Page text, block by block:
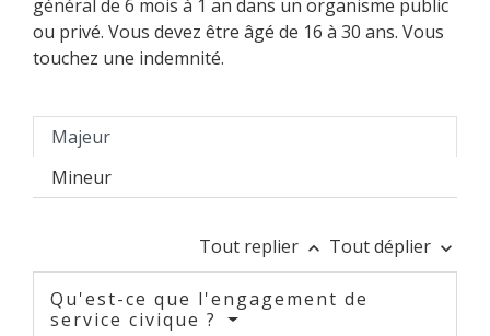
général de 6 mois à 1 an dans un organisme public
ou privé. Vous devez être âgé de 16 à 30 ans. Vous
touchez une indemnité.
Majeur
Mineur
Tout replier keyboard_arrow_up Tout déplier keyboard_arrow_down
Qu'est-ce que l'engagement de
service civique ?